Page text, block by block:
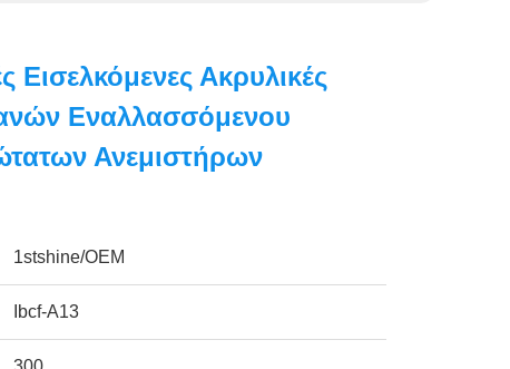
Εισελκόμενες Ακρυλικές
Εναλλασσόμενου
Ανεμιστήρων
1stshine/OEM
Ibcf-A13